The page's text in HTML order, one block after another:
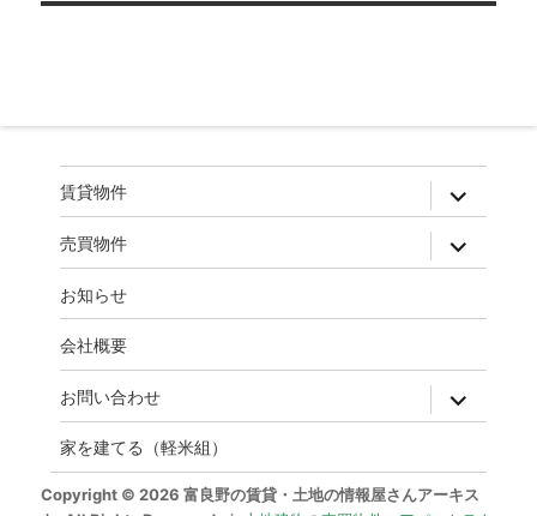
ゲ
ン
賃貸物件 expand
child
menu
売買物件 expand
child
menu
お知らせ
会社概要
お問い合わせ expand
child
menu
家を建てる（軽米組）
Copyright © 2026 富良野の賃貸・土地の情報屋さんアーキス